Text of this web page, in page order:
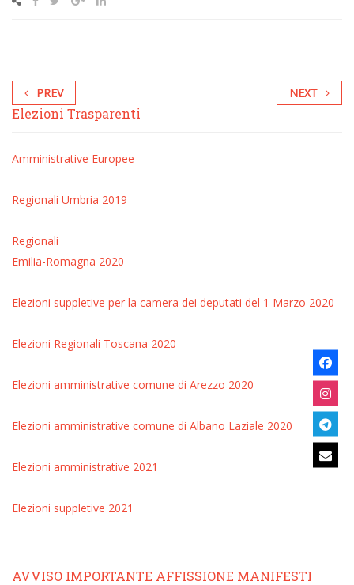
PREV NEXT
Elezioni Trasparenti
Amministrative Europee
Regionali Umbria 2019
Regionali
Emilia-Romagna 2020
Elezioni suppletive per la camera dei deputati del 1 Marzo 2020
Elezioni Regionali Toscana 2020
Elezioni amministrative comune di Arezzo 2020
Elezioni amministrative comune di Albano Laziale 2020
Elezioni amministrative 2021
Elezioni suppletive 2021
AVVISO IMPORTANTE AFFISSIONE MANIFESTI